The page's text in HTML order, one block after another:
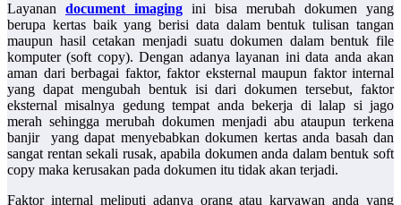
Layanan document imaging ini bisa merubah dokumen yang
berupa kertas baik yang berisi data dalam bentuk tulisan tangan
maupun hasil cetakan menjadi suatu dokumen dalam bentuk file
komputer (soft copy). Dengan adanya layanan ini data anda akan
aman dari berbagai faktor, faktor eksternal maupun faktor internal
yang dapat mengubah bentuk isi dari dokumen tersebut, faktor
eksternal misalnya gedung tempat anda bekerja di lalap si jago
merah sehingga merubah dokumen menjadi abu ataupun terkena
banjir yang dapat menyebabkan dokumen kertas anda basah dan
sangat rentan sekali rusak, apabila dokumen anda dalam bentuk soft
copy maka kerusakan pada dokumen itu tidak akan terjadi.
Faktor internal meliputi adanya orang atau karyawan anda yang